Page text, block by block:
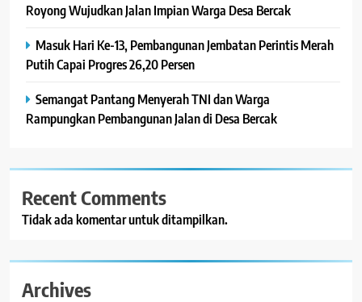
Royong Wujudkan Jalan Impian Warga Desa Bercak
Masuk Hari Ke-13, Pembangunan Jembatan Perintis Merah
Putih Capai Progres 26,20 Persen
Semangat Pantang Menyerah TNI dan Warga
Rampungkan Pembangunan Jalan di Desa Bercak
Recent Comments
Tidak ada komentar untuk ditampilkan.
Archives